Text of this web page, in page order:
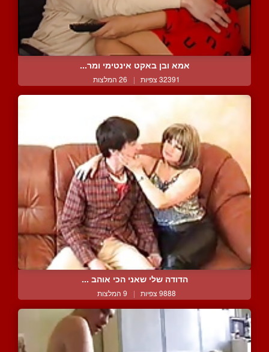
אמא ובן באקט אינטימי ומר...
32391 צפיות | 26 המלצות
הדודה שלי שאני הכי אוהב ...
9888 צפיות | 9 המלצות